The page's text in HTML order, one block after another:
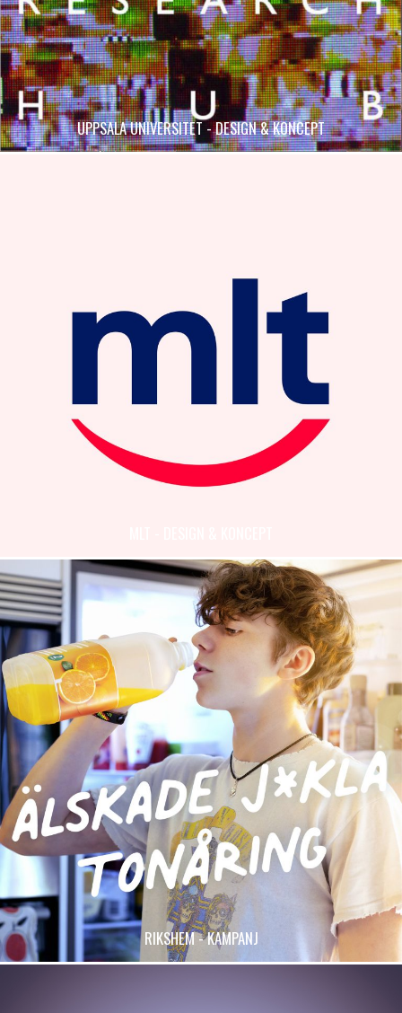
UPPSALA UNIVERSITET - DESIGN & KONCEPT
RIKSHEM - KAMPANJ